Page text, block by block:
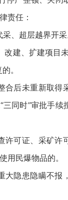
责任：
、超层越界开采
改建、扩建项目
。
合后未重新取得
三同时”审批手续
许可证、采矿许
用民爆物品的。
大隐患隐瞒不报